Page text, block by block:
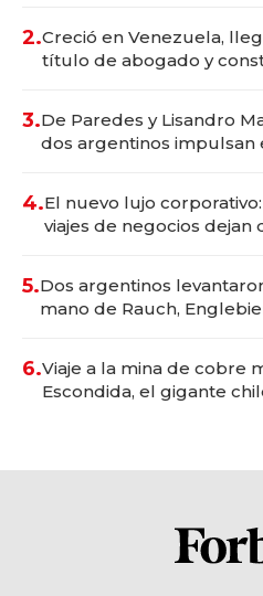
2.Creció en Venezuela,
título de abogado y
3.De Paredes y Lisandro
dos argentinos impulsan
4.El nuevo lujo
viajes de negocios dejan
5.Dos argentinos
mano de Rauch,
6.Viaje a la mina de cobre
Escondida, el gigante